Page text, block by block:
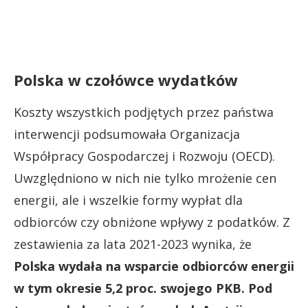
Polska w czołówce wydatków
Koszty wszystkich podjętych przez państwa
interwencji podsumowała Organizacja
Współpracy Gospodarczej i Rozwoju (OECD).
Uwzględniono w nich nie tylko mrożenie cen
energii, ale i wszelkie formy wypłat dla
odbiorców czy obniżone wpływy z podatków. Z
zestawienia za lata 2021-2023 wynika, że
Polska wydała na wsparcie odbiorców energii
w tym okresie 5,2 proc. swojego PKB. Pod